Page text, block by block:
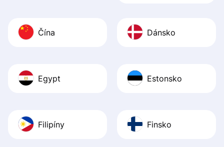
Čína Dánsko
Egypt Estonsko
Filipíny Finsko